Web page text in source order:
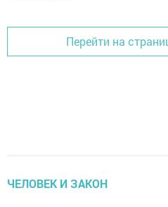
Перейти на
ЧЕЛОВЕК И ЗАКОН